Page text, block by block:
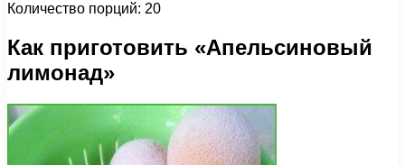
Количество порций: 20
Как приготовить «Апельсиновый
лимонад»